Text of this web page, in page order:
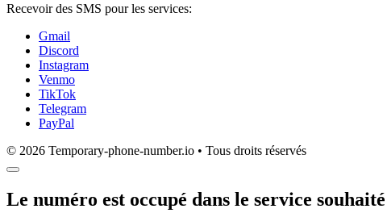
Recevoir des SMS pour les services:
Gmail
Discord
Instagram
Venmo
TikTok
Telegram
PayPal
© 2026 Temporary-phone-number.io • Tous droits réservés
Le numéro est occupé dans le service souhaité